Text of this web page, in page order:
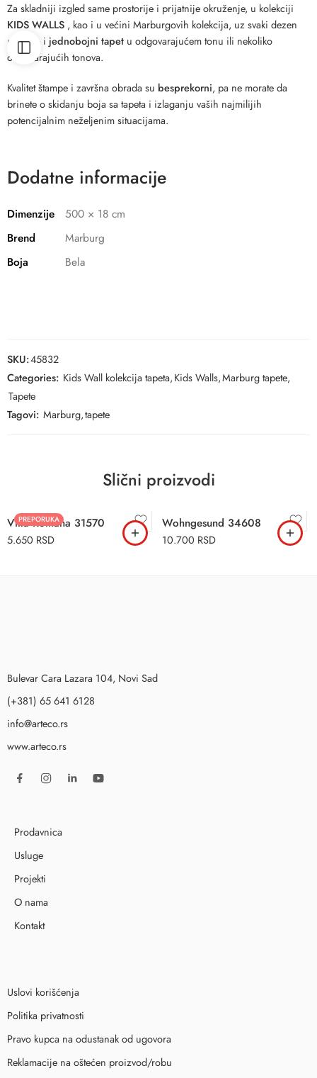
Za skladniji izgled same prostorije i prijatnije okruženje, u kolekciji
KIDS WALLS , kao i u većini Marburgovih kolekcija, uz svaki dezen
nudimo i jednobojni tapet u odgovarajućem tonu ili nekoliko
odgovarajućih tonova.
Kvalitet štampe i završna obrada su besprekorni, pa ne morate da
brinete o skidanju boja sa tapeta i izlaganju vaših najmilijih
potencijalnim neželjenim situacijama.
Dodatne informacije
Dimenzije
500 × 18 cm
Brend
Marburg
Boja
Bela
SKU:45832
Categories: Kids Wall kolekcija tapeta,Kids Walls,Marburg tapete,
Tapete
Tagovi: Marburg,tapete
Slični proizvodi
PREPORUKA
Villa Romana 31570
5.650 RSD
Wohngesund 34608
10.700 RSD
Bulevar Cara Lazara 104, Novi Sad
(+381) 65 641 6128
info@arteco.rs
www.arteco.rs
Prodavnica
Usluge
Projekti
O nama
Kontakt
Uslovi korišćenja
Politika privatnosti
Pravo kupca na odustanak od ugovora
Reklamacije na oštećen proizvod/robu